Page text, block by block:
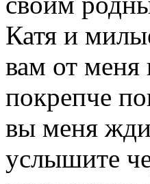
Катя и
вам от меня
покрепче
вы меня
услышите